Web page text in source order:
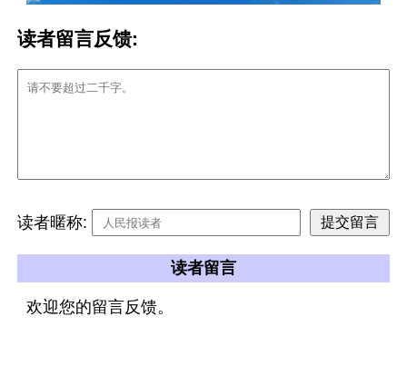
读者留言反馈:
读者暱称:
读者留言
欢迎您的留言反馈。